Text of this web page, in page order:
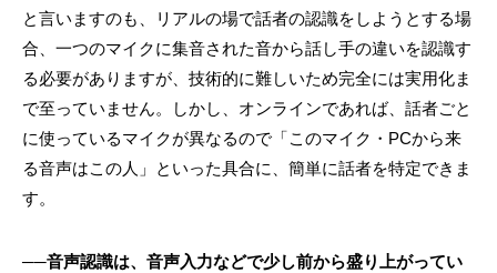
と言いますのも、リアルの場で話者の認識をしようとする場
合、一つのマイクに集音された音から話し手の違いを認識す
る必要がありますが、技術的に難しいため完全には実用化ま
で至っていません。しかし、オンラインであれば、話者ごと
に使っているマイクが異なるので「このマイク・PCから来
る音声はこの人」といった具合に、簡単に話者を特定できま
す。
──音声認識は、音声入力などで少し前から盛り上がってい